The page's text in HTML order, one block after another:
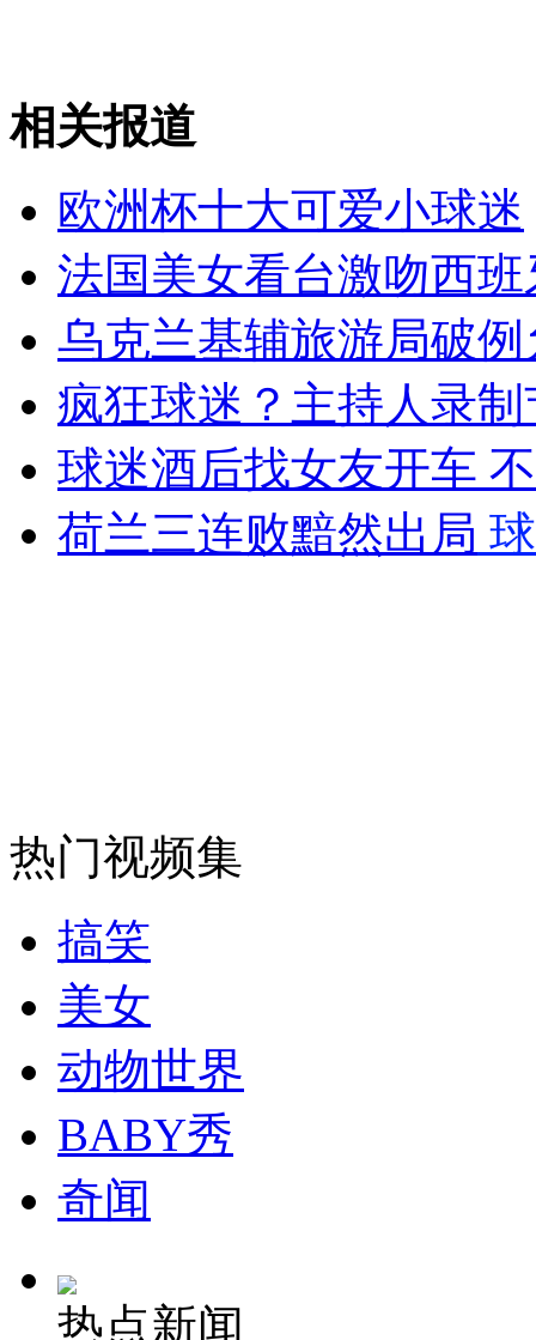
“欧猪”三国死磕德国
山西运城恶犬咬伤多人 警民合力深夜将其击毙
女孩北京地铁殴打老人 痛下狠手拳打脚踢
无痛分娩是否安全 医生回应
外交部：反对强权政治霸凌主义
走！跟着总书记去植树
消防员救轻生者
纽约上演“枕头大战”
司机酒驾遇交警 急速倒车逃窜
相关报道
欧洲杯十大可爱小球迷
法国美女看台激吻西
乌克兰基辅旅游局破
疯狂球迷？主持人录
球迷酒后找女友开车
荷兰三连败黯然出局
热门视频集
搞笑
美女
动物世界
BABY秀
奇闻
热点新闻